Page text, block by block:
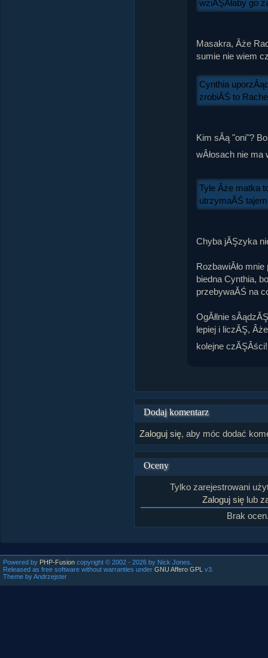
wziĂŞÂłaby go
Masakra, Âże
sumie nie wiem
Cynthia
zrobiĂŚ to
Kim sÂą "oni"?
wÂłosach nie
Tyle Âże matka
utrzymaĂŚ
Chyba jĂŞzyka
RozbawiÂło mnie
biedna Cynthia,
przebywaĂŚ na
OgĂłlnie
lepiej i liczĂŞ,
kolejne
Dodaj komentarz
Zaloguj się, aby móc dodać
Oceny
Tylko zarejestrowani
Zaloguj się lub
Brak
Powered by PHP-Fusion copyright © 2002 - 2026 by Nick Jones.
Released as free software without warranties under GNU Affero GPL v3.
Theme by Andrzejster